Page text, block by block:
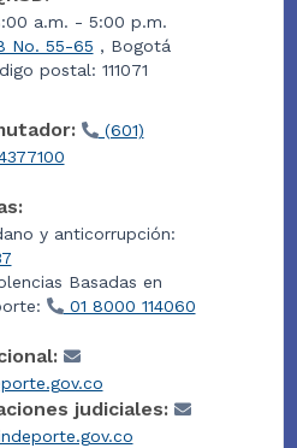
a.m. - 5:00 p.m.
No. 55-65 , Bogotá
postal: 111071
(601)
y anticorrupción:
Basadas en
01 8000 114060
judiciales: